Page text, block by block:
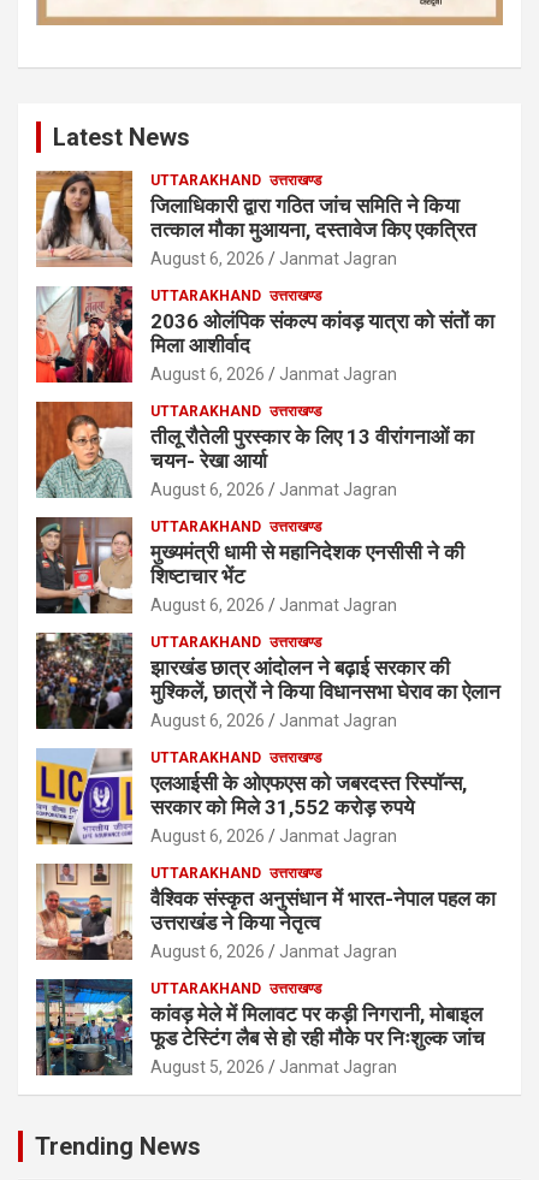
Latest News
UTTARAKHAND उत्तराखण्ड
जिलाधिकारी द्वारा गठित जांच समिति ने किया
तत्काल मौका मुआयना, दस्तावेज किए एकत्रित
August 6, 2026 Janmat Jagran
UTTARAKHAND उत्तराखण्ड
2036 ओलंपिक संकल्प कांवड़ यात्रा को संतों का
मिला आशीर्वाद
August 6, 2026 Janmat Jagran
UTTARAKHAND उत्तराखण्ड
तीलू रौतेली पुरस्कार के लिए 13 वीरांगनाओं का
चयन- रेखा आर्या
August 6, 2026 Janmat Jagran
UTTARAKHAND उत्तराखण्ड
मुख्यमंत्री धामी से महानिदेशक एनसीसी ने की
शिष्टाचार भेंट
August 6, 2026 Janmat Jagran
UTTARAKHAND उत्तराखण्ड
झारखंड छात्र आंदोलन ने बढ़ाई सरकार की
मुश्किलें, छात्रों ने किया विधानसभा घेराव का ऐलान
August 6, 2026 Janmat Jagran
UTTARAKHAND उत्तराखण्ड
एलआईसी के ओएफएस को जबरदस्त रिस्पॉन्स,
सरकार को मिले 31,552 करोड़ रुपये
August 6, 2026 Janmat Jagran
UTTARAKHAND उत्तराखण्ड
वैश्विक संस्कृत अनुसंधान में भारत-नेपाल पहल का
उत्तराखंड ने किया नेतृत्व
August 6, 2026 Janmat Jagran
UTTARAKHAND उत्तराखण्ड
कांवड़ मेले में मिलावट पर कड़ी निगरानी, मोबाइल
फूड टेस्टिंग लैब से हो रही मौके पर निःशुल्क जांच
August 5, 2026 Janmat Jagran
Trending News